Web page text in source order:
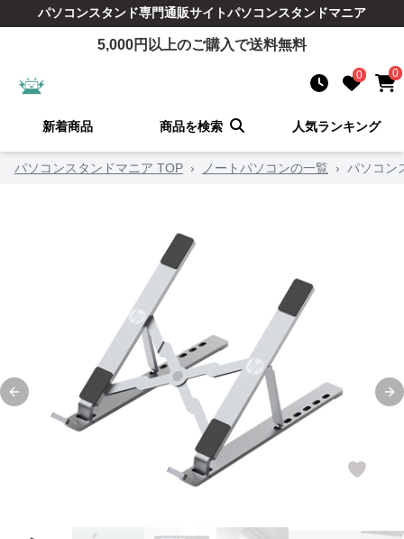
パソコンスタンド専門通販サイトパソコンスタンドマニア
5,000円以上のご購入で送料無料
0 0
新着商品 商品を検索 人気ランキング
パソコンスタンドマニア TOP › ノートパソコンの一覧 › パソコン
Previous slide